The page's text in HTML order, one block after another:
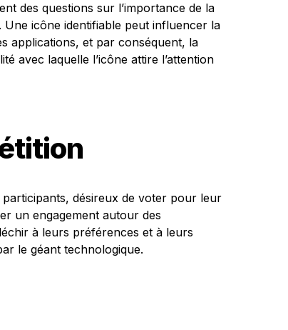
des questions sur l’importance de la
Une icône identifiable peut influencer la
applications, et par conséquent, la
avec laquelle l’icône attire l’attention
désireux de voter pour leur
un engagement autour des
à leurs préférences et à leurs
le géant technologique.